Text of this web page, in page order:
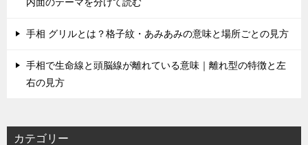
手相 グリルとは？格子紋・あみあみの意味と場所ごとの見方
手相で生命線と頭脳線が離れている意味｜離れ型の特徴と左
右の見方
カテゴリー